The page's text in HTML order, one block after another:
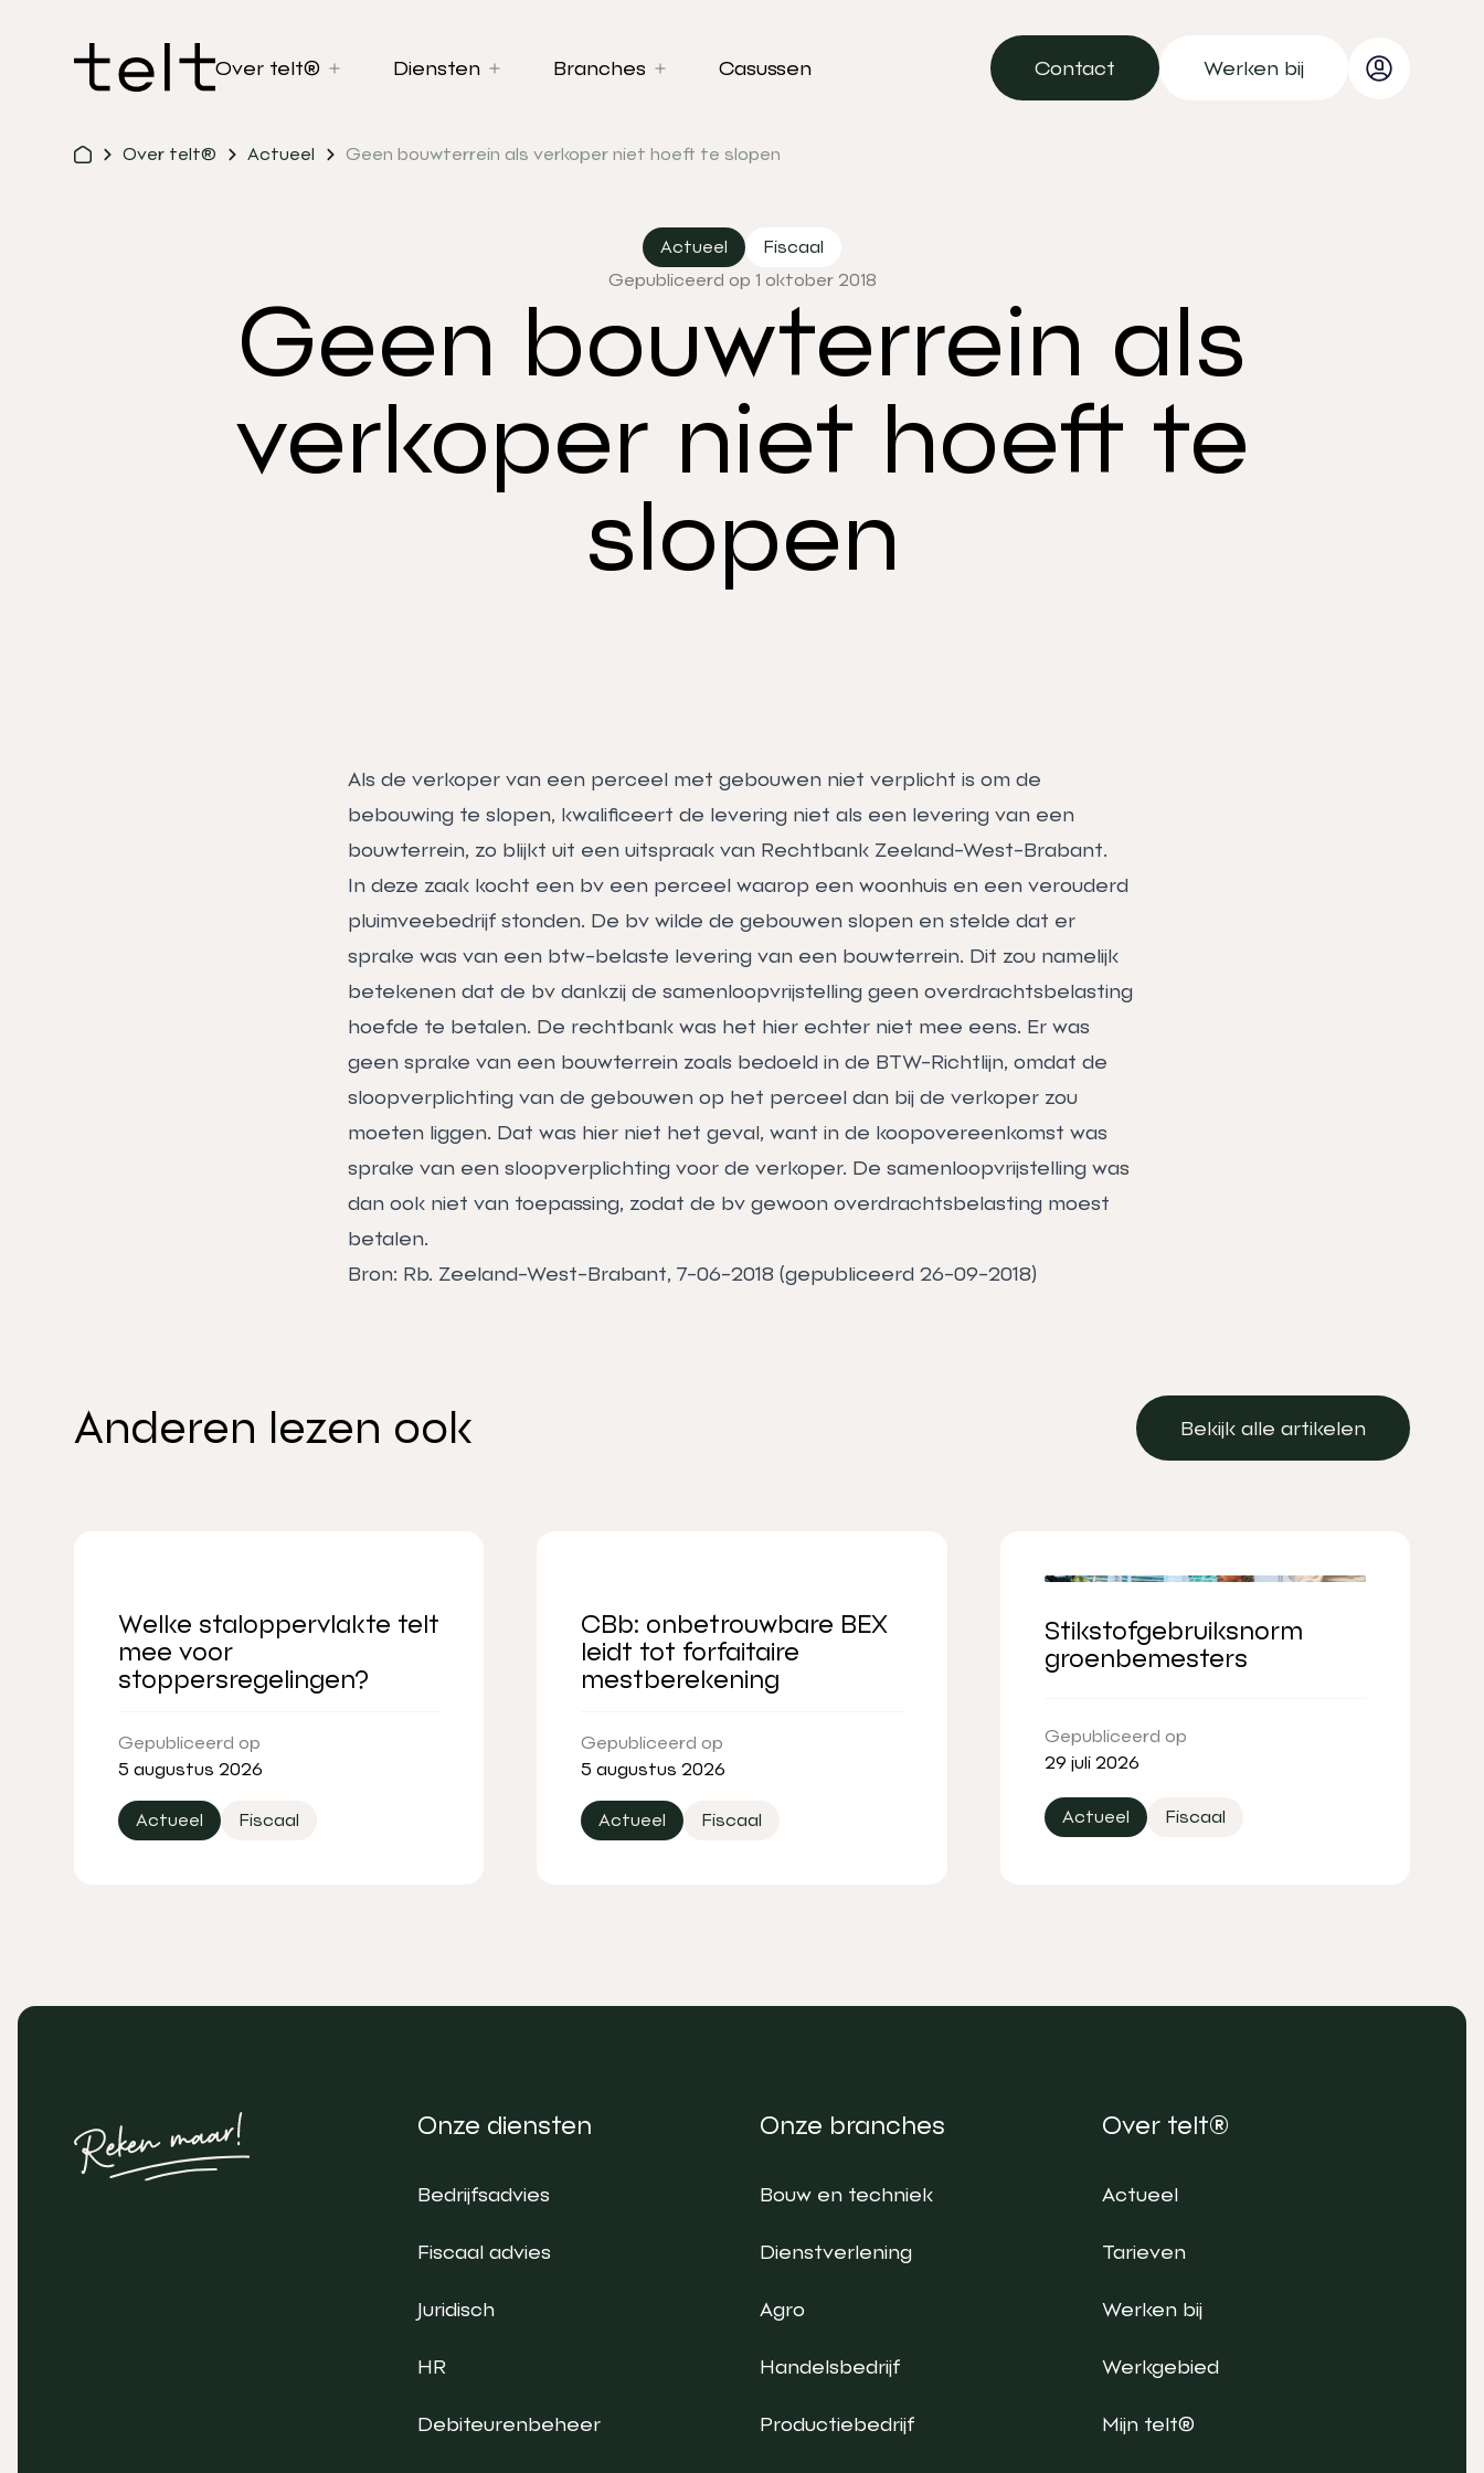
Over telt® Diensten Branches Casussen
Contact
Contact
Werken bij
Over telt® Actueel Geen bouwterrein als verkoper niet hoeft te slopen
Actueel
Fiscaal
Gepubliceerd op 1 oktober 2018
Geen bouwterrein als
verkoper niet hoeft te
slopen
Als de verkoper van een perceel met gebouwen niet verplicht is om de
bebouwing te slopen, kwalificeert de levering niet als een levering van een
bouwterrein, zo blijkt uit een uitspraak van Rechtbank Zeeland-West-Brabant.
In deze zaak kocht een bv een perceel waarop een woonhuis en een verouderd
pluimveebedrijf stonden. De bv wilde de gebouwen slopen en stelde dat er
sprake was van een btw-belaste levering van een bouwterrein. Dit zou namelijk
betekenen dat de bv dankzij de samenloopvrijstelling geen overdrachtsbelasting
hoefde te betalen. De rechtbank was het hier echter niet mee eens. Er was
geen sprake van een bouwterrein zoals bedoeld in de BTW-Richtlijn, omdat de
sloopverplichting van de gebouwen op het perceel dan bij de verkoper zou
moeten liggen. Dat was hier niet het geval, want in de koopovereenkomst was
sprake van een sloopverplichting voor de verkoper. De samenloopvrijstelling was
dan ook niet van toepassing, zodat de bv gewoon overdrachtsbelasting moest
betalen.
Bron: Rb. Zeeland-West-Brabant, 7-06-2018 (gepubliceerd 26-09-2018)
Anderen lezen ook
Bekijk alle artikelen
Bekijk alle artikelen
Welke staloppervlakte telt
mee voor
stoppersregelingen?
Gepubliceerd op
5 augustus 2026
Actueel Fiscaal
CBb: onbetrouwbare BEX
leidt tot forfaitaire
mestberekening
Gepubliceerd op
5 augustus 2026
Actueel Fiscaal
Stikstofgebruiksnorm
groenbemesters
Gepubliceerd op
29 juli 2026
Actueel Fiscaal
Onze diensten
Bedrijfsadvies
Fiscaal advies
Juridisch
HR
Debiteurenbeheer
Onze branches
Bouw en techniek
Dienstverlening
Agro
Handelsbedrijf
Productiebedrijf
Over telt®
Actueel
Tarieven
Werken bij
Werkgebied
Mijn telt®